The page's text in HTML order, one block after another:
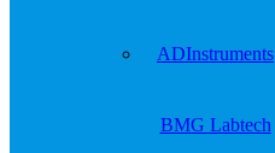
ADInstruments
BMG Labtech